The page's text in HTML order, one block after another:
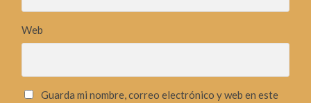
Web
Guarda mi nombre, correo electrónico y web en este